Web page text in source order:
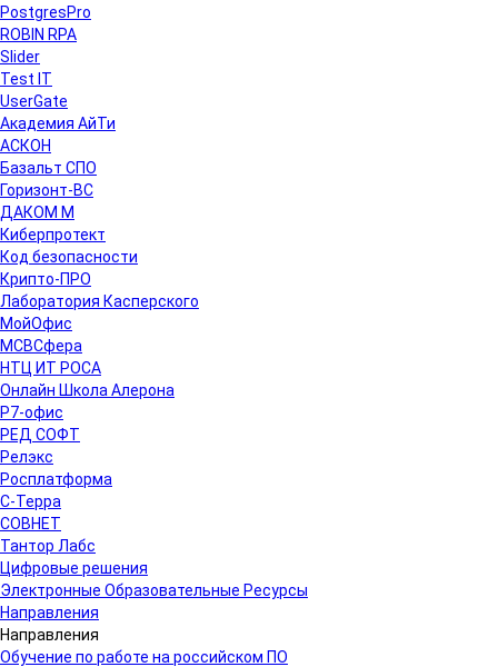
PostgresPro
ROBIN RPA
Slider
Test IT
UserGate
Академия АйТи
АСКОН
Базальт СПО
Горизонт-ВС
ДАКОМ М
Киберпротект
Код безопасности
Крипто-ПРО
Лаборатория Касперского
МойОфис
МСВСфера
НТЦ ИТ РОСА
Онлайн Школа Алерона
Р7-офис
РЕД СОФТ
Релэкс
Росплатформа
С-Терра
СОВНЕТ
Тантор Лабс
Цифровые решения
Электронные Образовательные Ресурсы
Направления
Направления
Обучение по работе на российском ПО